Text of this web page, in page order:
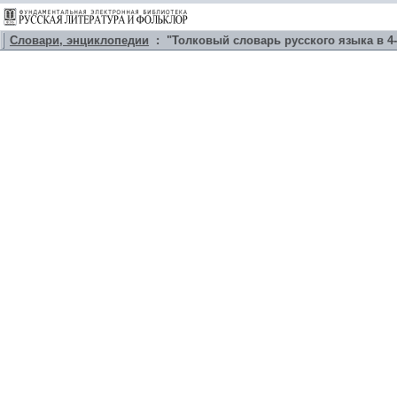
Словари, энциклопедии : "Толковый словарь русского языка в